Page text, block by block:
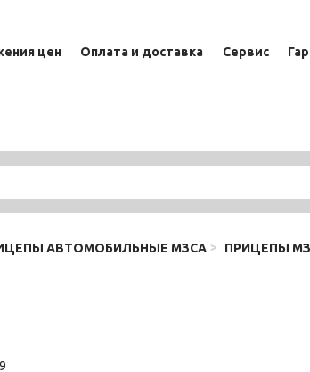
цен Оплата и доставка Сервис
АВТОМОБИЛЬНЫЕ МЗСА
ПРИЦЕПЫ